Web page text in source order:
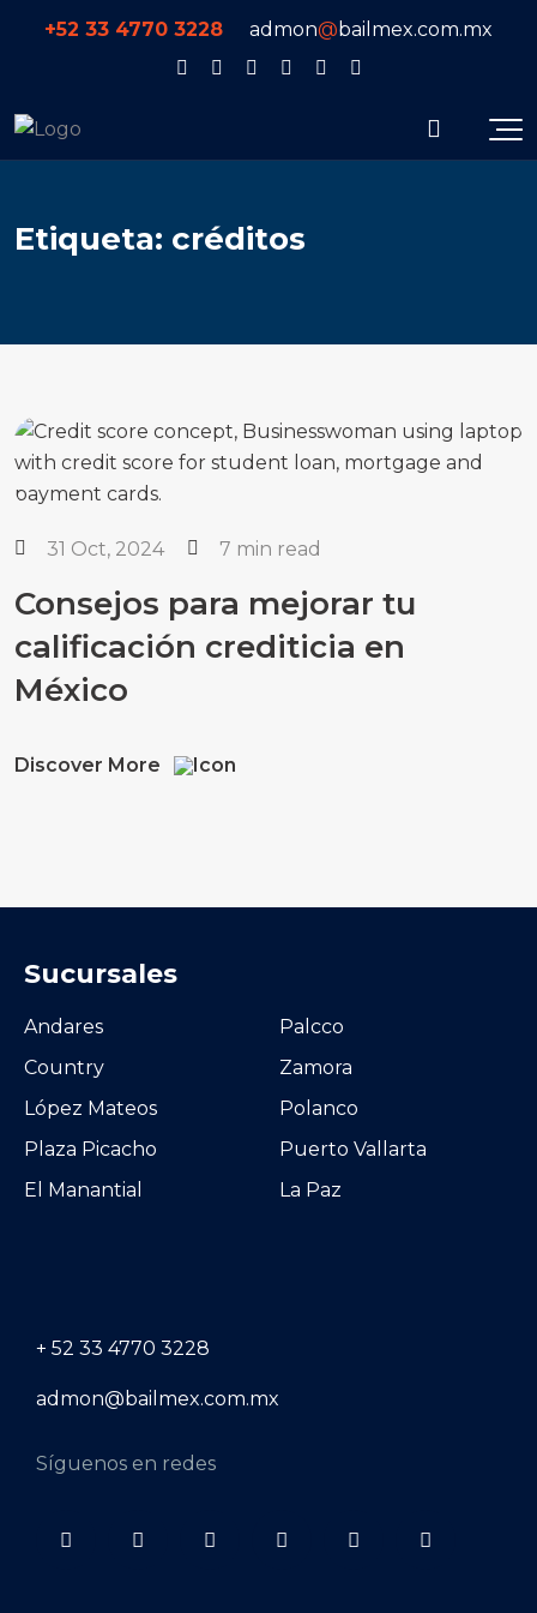
+52 33 4770 3228 admon@bailmex.com.mx
Etiqueta: créditos
31 Oct, 2024 7 min read
Consejos para mejorar tu
calificación crediticia en
México
Discover More
Sucursales
Andares
Country
López Mateos
Plaza Picacho
El Manantial
Palcco
Zamora
Polanco
Puerto Vallarta
La Paz
+ 52 33 4770 3228
admon@bailmex.com.mx
Síguenos en redes